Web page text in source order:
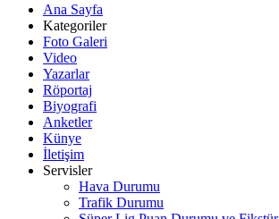
Ana Sayfa
Kategoriler
Foto Galeri
Video
Yazarlar
Röportaj
Biyografi
Anketler
Künye
İletişim
Servisler
Hava Durumu
Trafik Durumu